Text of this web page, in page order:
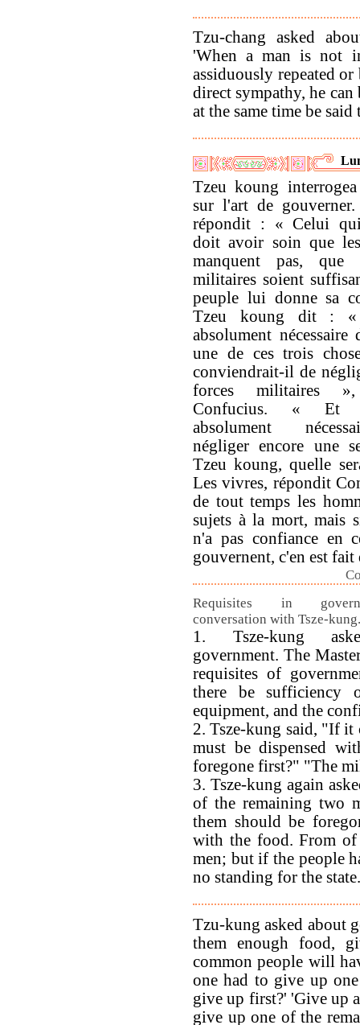
Tzu-chang asked
'When a man is not
assiduously repeated
direct sympathy, he can
at the same time be
Tzeu koung
sur l'art de
répondit : « Celui
doit avoir soin que
manquent pas, que
militaires soient
peuple lui donne sa
Tzeu koung dit :
absolument nécessaire
une de ces trois
conviendrait-il de
forces militaires
Confucius. « Et
absolument
négliger encore une
Tzeu koung, quelle
Les vivres, répondit
de tout temps les
sujets à la mort, mais
n'a pas confiance en
gouvernent, c'en est
Requisites in
conversation with Tsze-kung.
1. Tsze-kung
government. The
requisites of
there be sufficiency
equipment, and the
2. Tsze-kung said, "If it
must be dispensed
foregone first?" "The
3. Tsze-kung again
of the remaining two
them should be
with the food. From of
men; but if the people
no standing for the
Tzu-kung asked about
them enough food,
common people will
one had to give up
give up first?' 'Give up
give up one of the